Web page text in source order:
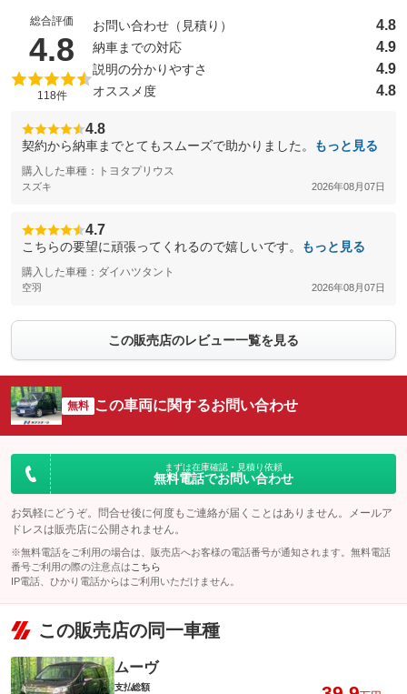
総合評価
4.8 （5点満点中）
118件
お問い合わせ（見積り） 4.8
納車までの対応 4.9
説明の分かりやすさ 4.9
オススメ度 4.8
4.8
契約から納車までとてもスムーズで助かりました。 もっと見る
購入した車種：トヨタプリウス
スズキ 2026年08月07日
4.7
こちらの要望に頑張ってくれるので嬉しいです。 もっと見る
購入した車種：ダイハツタント
空羽 2026年08月07日
この販売店のレビュー一覧を見る
無料 この車両に関するお問い合わせ
まずは在庫確認・見積り依頼
無料電話でお問い合わせ
お気軽にどうぞ。問合せ後に何度もご連絡が届くことはありません。メールア
ドレスは販売店に公開されません。
※無料電話をご利用の場合は、販売店へお客様の電話番号が通知されます。無料電話
番号ご利用の際の注意点は こちら
IP電話、ひかり電話からはご利用いただけません。
この販売店の同一車種
ムーヴ
支払総額